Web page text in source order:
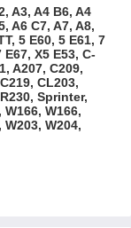
A3, A4 B6, A4
A6 C7, A7, A8,
5 E60, 5 E61, 7
E67, X5 E53, C-
A207, C209,
CL203,
Sprinter,
W166, W166,
W203, W204,